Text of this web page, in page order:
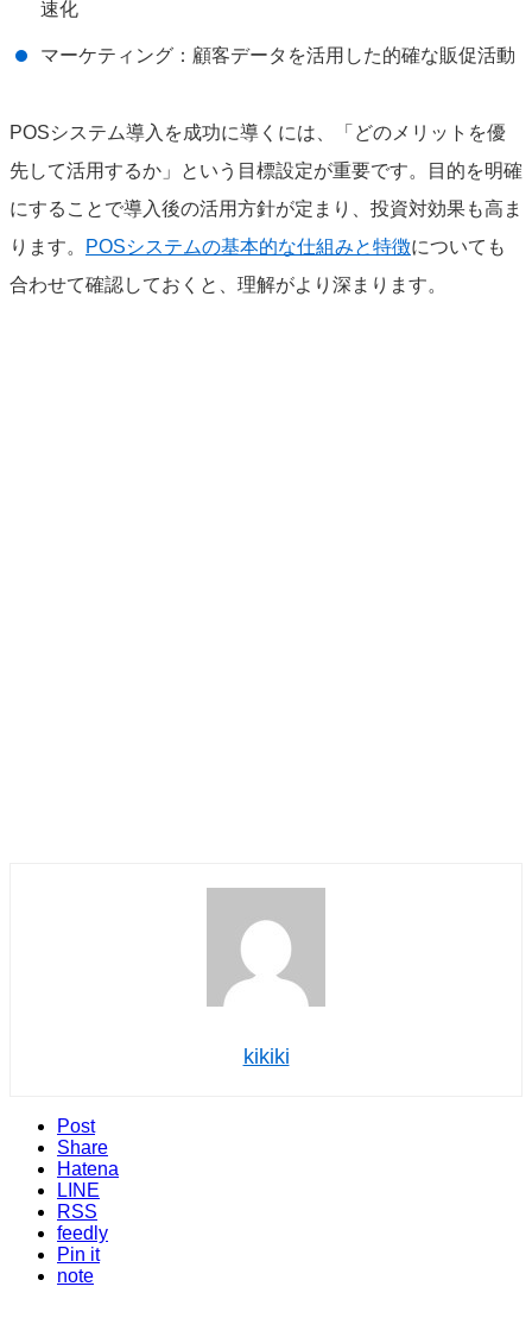
速化
マーケティング：顧客データを活用した的確な販促活動
POSシステム導入を成功に導くには、「どのメリットを優
先して活用するか」という目標設定が重要です。目的を明確
にすることで導入後の活用方針が定まり、投資対効果も高ま
ります。
POSシステムの基本的な仕組みと特徴についても
合わせて確認しておくと、理解がより深まります。
kikiki
Post
Share
Hatena
LINE
RSS
feedly
Pin it
note